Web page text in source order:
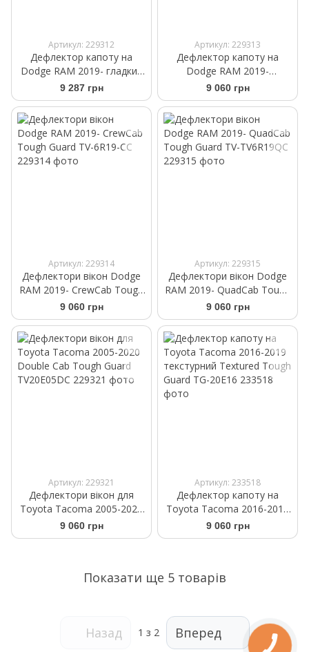
Артикул: 229312
Дефлектор капоту на
Dodge RAM 2019- гладкий
Smooth Tough Guard
TS6R99
9 287 грн
Артикул: 229313
Дефлектор капоту на
Dodge RAM 2019-
структурний Textured
Tough Guard TG6R19
9 060 грн
Артикул: 229314
Дефлектори вікон Dodge
RAM 2019- CrewCab Tough
Guard TV-6R19-CC
9 060 грн
Артикул: 229315
Дефлектори вікон Dodge
RAM 2019- QuadCab Tough
Guard TV-TV6R19QC
9 060 грн
Артикул: 229321
Дефлектори вікон для
Toyota Tacoma 2005-2020
Double Cab Tough Guard
TV20E05DC
9 060 грн
Артикул: 233518
Дефлектор капоту на
Toyota Tacoma 2016-2019
текстурний Textured Tough
Guard TG-20E16
9 060 грн
Показати ще 5 товарів
Назад 1 з 2 Вперед